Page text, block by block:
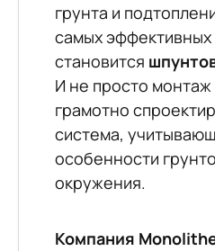
грунта и
самых
становится
И не просто монтаж
грамотно
система,
особенности
окружения.
Компания